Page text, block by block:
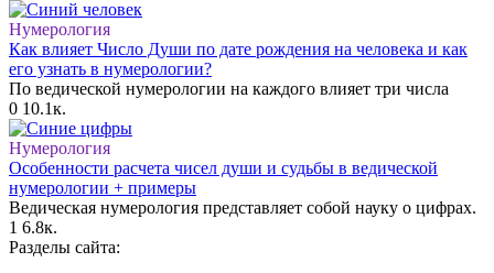
Нумерология
Как влияет Число Души по дате рождения на человека и как
его узнать в нумерологии?
По ведической нумерологии на каждого влияет три числа
0 10.1к.
Нумерология
Особенности расчета чисел души и судьбы в ведической
нумерологии + примеры
Ведическая нумерология представляет собой науку о цифрах.
1 6.8к.
Разделы сайта: